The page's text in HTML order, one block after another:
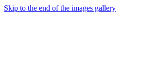
Skip to the end of the images gallery